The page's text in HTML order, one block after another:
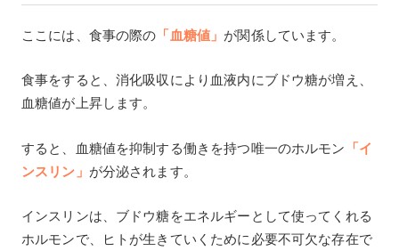
ここには、食事の際の 「血糖値」 が関係しています。
食事をすると、消化吸収により血液内にブドウ糖が増え、
血糖値が上昇します。
すると、血糖値を抑制する働きを持つ唯一のホルモン 「イ
ンスリン」 が分泌されます。
インスリンは、ブドウ糖をエネルギーとして使ってくれる
ホルモンで、ヒトが生きていくために必要不可欠な存在で